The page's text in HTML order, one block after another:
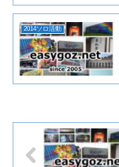
2014ソロ活動